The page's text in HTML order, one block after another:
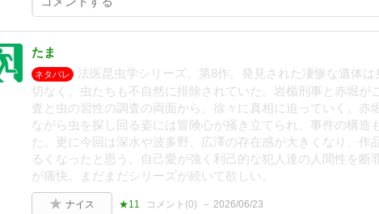
たま
ネタバレ
法医昆虫学シリーズ、第8作。発見された凄惨な遺体
切なく、虫たちも不自然に排除されていた。岩楯刑事と赤堀が
査と虫の習性の調査の両面から、徐々に真相に迫っていく。赤
ながら虫を探し回る姿には冒険心が掻き立てられ、事件の構造
た。更に今回は深水や波多野、広澤の存在感が大きくなり、作
るくなったと思う。自己愛が強く利己的な犯人達の人間性を断
が痛快。まだまだシリーズが続いて欲しい。
ナイス ★11 コメント(0) 2026/06/23